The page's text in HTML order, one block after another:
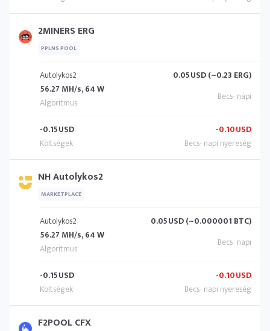
2MINERS ERG
PPLNS POOL
Autolykos2
56.27 MH/s, 64 W
0.05USD (~0.23 ERG)
-0.15USD -0.10USD
NH Autolykos2
MARKETPLACE
Autolykos2
56.27 MH/s, 64 W
0.05USD (~0.000001 BTC)
-0.15USD -0.10USD
F2POOL CFX